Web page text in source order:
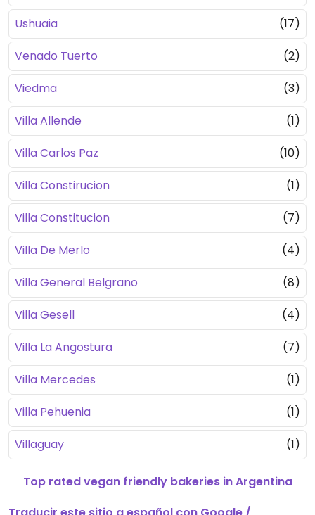
Ushuaia
(17)
Venado Tuerto
(2)
Viedma
(3)
Villa Allende
(1)
Villa Carlos Paz
(10)
Villa Constirucion
(1)
Villa Constitucion
(7)
Villa De Merlo
(4)
Villa General Belgrano
(8)
Villa Gesell
(4)
Villa La Angostura
(7)
Villa Mercedes
(1)
Villa Pehuenia
(1)
Villaguay
(1)
Top rated vegan friendly bakeries in Argentina